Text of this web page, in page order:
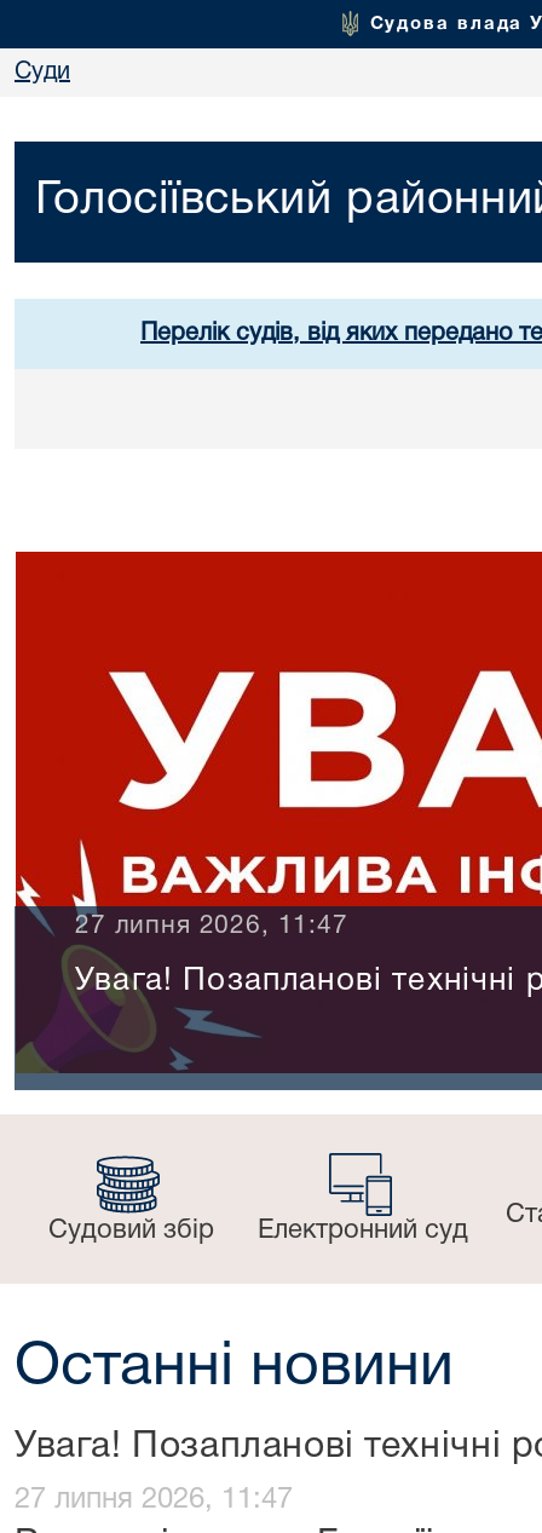
Судова влада
Суди
Голосіївський
Перелік судів, від яких передано
27 липня 2026, 11:47
Увага! Позапланові
Судовий збір Електронний суд
Останні новини
Увага! Позапланові технічні
27 липня 2026, 11:47